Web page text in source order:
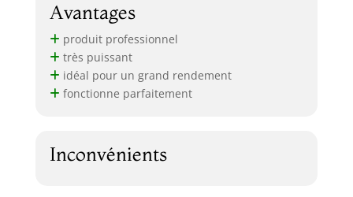
Avantages
produit professionnel
très puissant
idéal pour un grand rendement
fonctionne parfaitement
Inconvénients